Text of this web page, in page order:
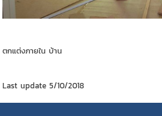
ตกแต่งภายใน บ้าน
Last update 5/10/2018